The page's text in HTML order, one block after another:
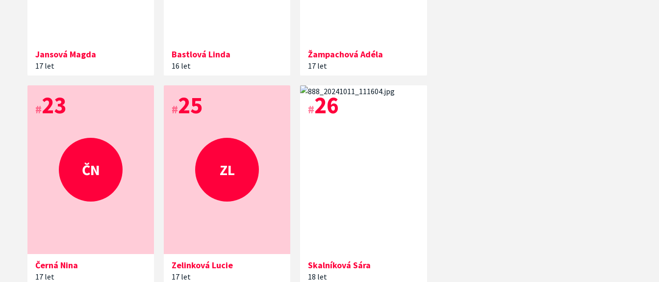
Magda
Jansová
17 let
Linda
Bastlová
16 let
Adéla
Žampachová
17 let
ČN
Nina
Černá
17 let
#23
ZL
Lucie
Zelinková
17 let
#25
Sára
Skalníková
18 let
#26